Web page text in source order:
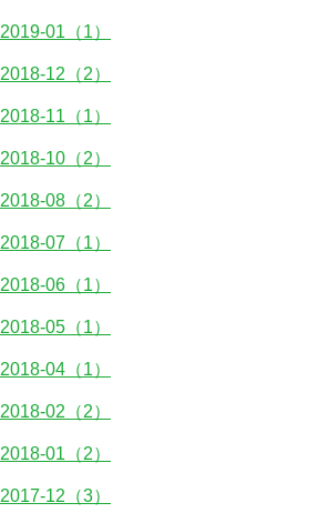
2019-01（1）
2018-12（2）
2018-11（1）
2018-10（2）
2018-08（2）
2018-07（1）
2018-06（1）
2018-05（1）
2018-04（1）
2018-02（2）
2018-01（2）
2017-12（3）